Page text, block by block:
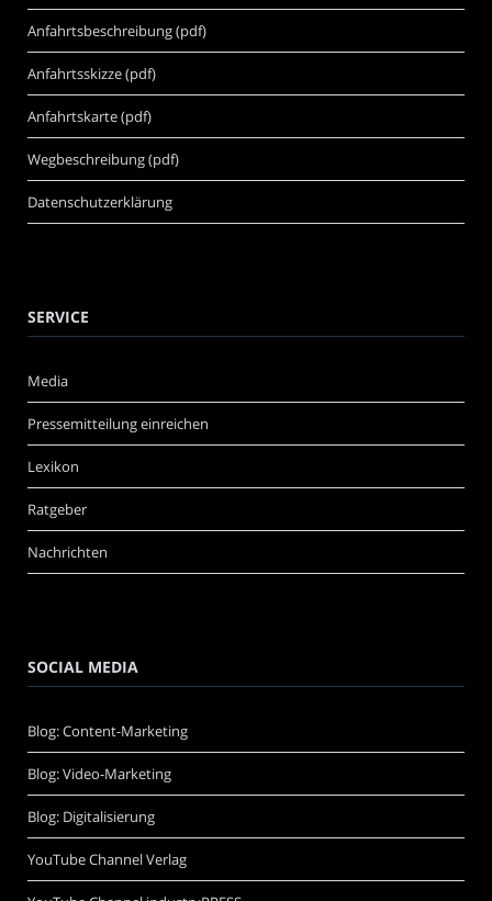
Anfahrtsbeschreibung (pdf)
Anfahrtsskizze (pdf)
Anfahrtskarte (pdf)
Wegbeschreibung (pdf)
Datenschutzerklärung
SERVICE
Media
Pressemitteilung einreichen
Lexikon
Ratgeber
Nachrichten
SOCIAL MEDIA
Blog: Content-Marketing
Blog: Video-Marketing
Blog: Digitalisierung
YouTube Channel Verlag